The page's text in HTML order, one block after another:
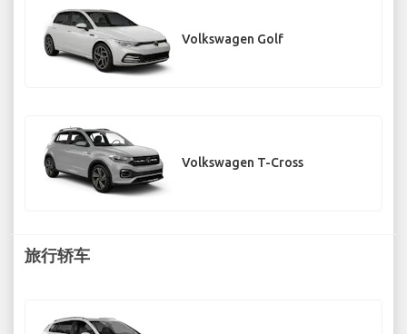
Volkswagen Golf
Volkswagen T-Cross
旅行轿车